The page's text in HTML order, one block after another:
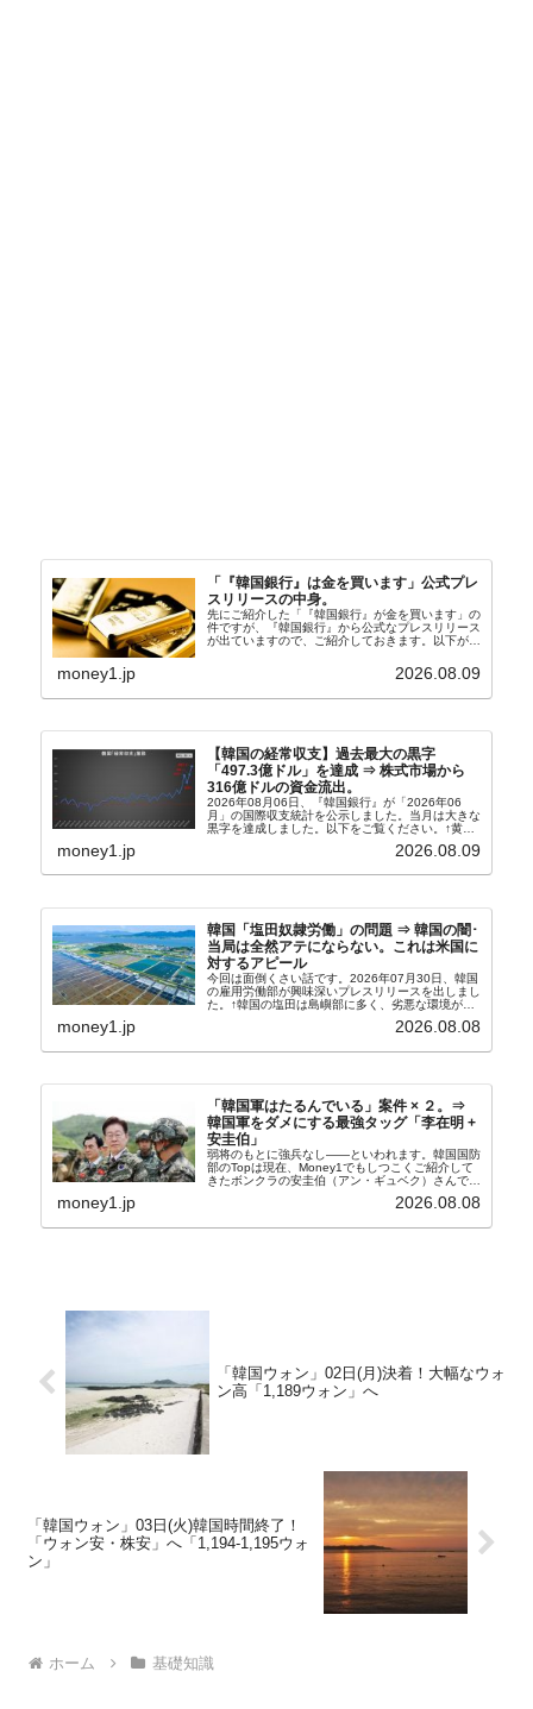
「『韓国銀行』は金を買います」公式プレ
スリリースの中身。
先にご紹介した「『韓国銀行』が金を買います」の
件ですが、『韓国銀行』から公式なプレスリリース
が出ていますので、ご紹介しておきます。以下が全
れ協力体制を構築□『韓国銀行』は、国内生産金の
money1.jp 2026.08.09
【韓国の経常収支】過去最大の黒字
「497.3億ドル」を達成 ⇒ 株式市場から
316億ドルの資金流出。
2026年08月06日、『韓国銀行』が「2026年06
月」の国際収支統計を公示しました。当月は大きな
黒字を達成しました。以下をご覧ください。↑黄色
の経常収支です。2026年06月貿易収支：4...
money1.jp 2026.08.09
韓国「塩田奴隷労働」の問題 ⇒ 韓国の闇･
当局は全然アテにならない。これは米国に
対するアピール
今回は面倒くさい話です。2026年07月30日、韓国
の雇用労働部が興味深いプレスリリースを出しまし
た。↑韓国の塩田は島嶼部に多く、劣悪な環境が一
たといわれます（後述）。これは、いわゆる「塩田
money1.jp 2026.08.08
「韓国軍はたるんでいる」案件 × ２。⇒
韓国軍をダメにする最強タッグ「李在明 +
安圭伯」
弱将のもとに強兵なし――といわれます。韓国国防
部のTopは現在、Money1でもしつこくご紹介して
きたボンクラの安圭伯（アン・ギュベク）さんで
す。↑経済的無知蒙昧な李在明（イ・ジェミョン）
さんと「韓国初の文官上がり」の国防部長官安圭伯
money1.jp 2026.08.08
「韓国ウォン」02日(月)決着！大幅なウォ
ン高「1,189ウォン」へ
「韓国ウォン」03日(火)韓国時間終了！
「ウォン安・株安」へ「1,194-1,195ウォ
ン」
ホーム 基礎知識